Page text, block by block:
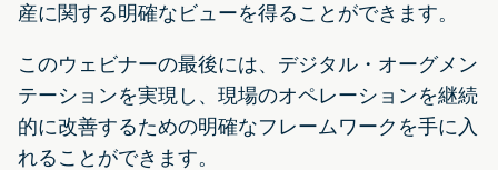
産に関する明確なビューを得ることができます。
このウェビナーの最後には、デジタル・オーグメン
テーションを実現し、現場のオペレーションを継続
的に改善するための明確なフレームワークを手に入
れることができます。